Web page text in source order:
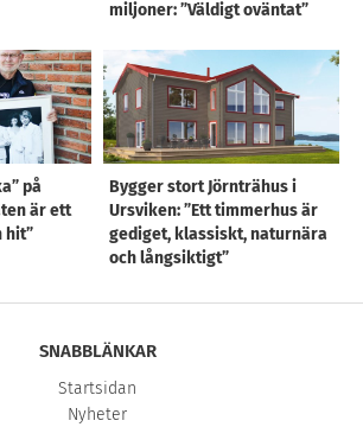
miljoner: ”Väldigt oväntat”
på
är ett
hit”
Bygger stort Jörnträhus i
Ursviken: ”Ett timmerhus är
gediget, klassiskt, naturnära
och långsiktigt”
SNABBLÄNKAR
Startsidan
Nyheter